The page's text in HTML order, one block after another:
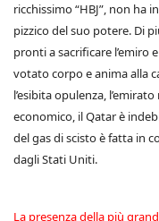
ricchissimo “HBJ”, non ha
pizzico del suo potere. Di
pronti a sacrificare l’emiro
votato corpo e anima alla
l’esibita opulenza,
economico, il Qatar è
del gas di scisto è fatta in
dagli Stati Uniti.
La presenza della più